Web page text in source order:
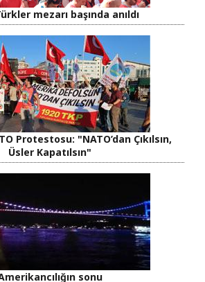
mezarı başında anıldı
Protestosu: "NATO’dan Çıkılsın,
Üsler Kapatılsın"
sonu